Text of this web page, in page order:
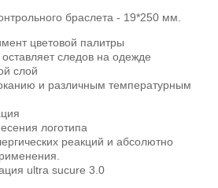
браслета - 19*250 мм.
цветовой палитры
следов на одежде
слой
и различным температурным
логотипа
реакций и абсолютно
ultra sucure 3.0